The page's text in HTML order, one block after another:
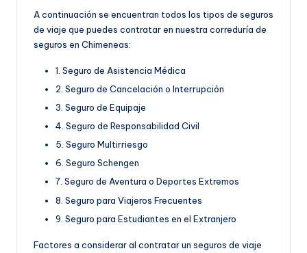
A continuación se encuentran todos los tipos de seguros
de viaje que puedes contratar en nuestra correduría de
seguros en Chimeneas:
1. Seguro de Asistencia Médica
2. Seguro de Cancelación o Interrupción
3. Seguro de Equipaje
4. Seguro de Responsabilidad Civil
5. Seguro Multirriesgo
6. Seguro Schengen
7. Seguro de Aventura o Deportes Extremos
8. Seguro para Viajeros Frecuentes
9. Seguro para Estudiantes en el Extranjero
Factores a considerar al contratar un seguros de viaje